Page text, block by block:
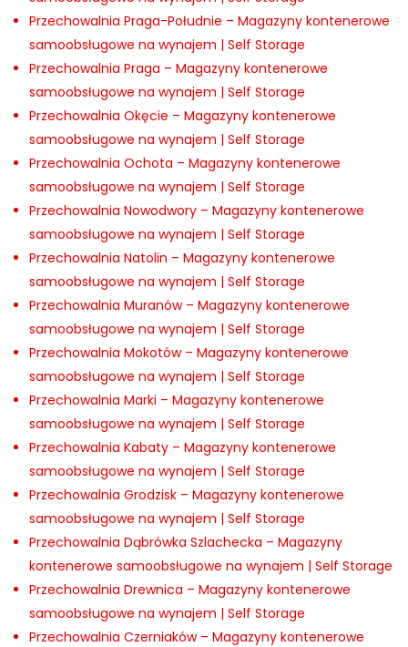
Przechowalnia Praga-Południe – Magazyny kontenerowe
samoobsługowe na wynajem | Self Storage
Przechowalnia Praga – Magazyny kontenerowe
samoobsługowe na wynajem | Self Storage
Przechowalnia Okęcie – Magazyny kontenerowe
samoobsługowe na wynajem | Self Storage
Przechowalnia Ochota – Magazyny kontenerowe
samoobsługowe na wynajem | Self Storage
Przechowalnia Nowodwory – Magazyny kontenerowe
samoobsługowe na wynajem | Self Storage
Przechowalnia Natolin – Magazyny kontenerowe
samoobsługowe na wynajem | Self Storage
Przechowalnia Muranów – Magazyny kontenerowe
samoobsługowe na wynajem | Self Storage
Przechowalnia Mokotów – Magazyny kontenerowe
samoobsługowe na wynajem | Self Storage
Przechowalnia Marki – Magazyny kontenerowe
samoobsługowe na wynajem | Self Storage
Przechowalnia Kabaty – Magazyny kontenerowe
samoobsługowe na wynajem | Self Storage
Przechowalnia Grodzisk – Magazyny kontenerowe
samoobsługowe na wynajem | Self Storage
Przechowalnia Dąbrówka Szlachecka – Magazyny
kontenerowe samoobsługowe na wynajem | Self Storage
Przechowalnia Drewnica – Magazyny kontenerowe
samoobsługowe na wynajem | Self Storage
Przechowalnia Czerniaków – Magazyny kontenerowe